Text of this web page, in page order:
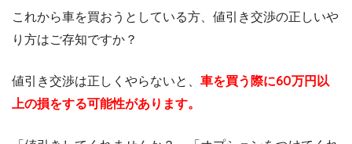
これから車を買おうとしている方、値引き交渉の正しいや
り方はご存知ですか？
値引き交渉は正しくやらないと、 車を買う際に60万円以
上の損をする可能性があります。